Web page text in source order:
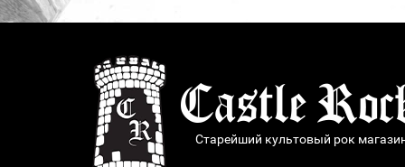
Старейший культовый рок